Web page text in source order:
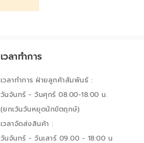
เวลาทำการ
เวลาทำการ ฝ่ายลูกค้าสัมพันธ์ :
วันจันทร์ - วันศุกร์ 08.00-18.00 น.
(ยกเว้นวันหยุดนักขัตฤกษ์)
เวลาจัดส่งสินค้า :
วันจันทร์ - วันเสาร์ 09.00 - 18:00 น